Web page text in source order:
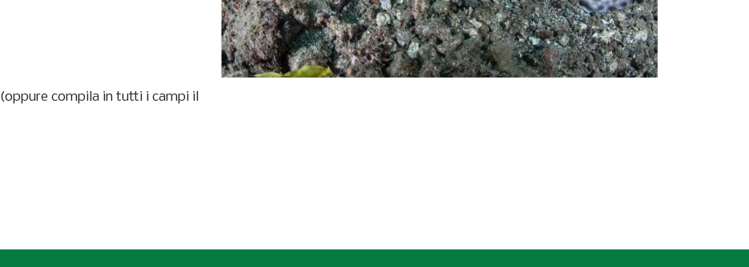
(oppure compila in tutti i campi il